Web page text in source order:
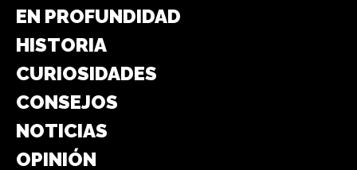
EN PROFUNDIDAD
HISTORIA
CURIOSIDADES
CONSEJOS
NOTICIAS
OPINIÓN